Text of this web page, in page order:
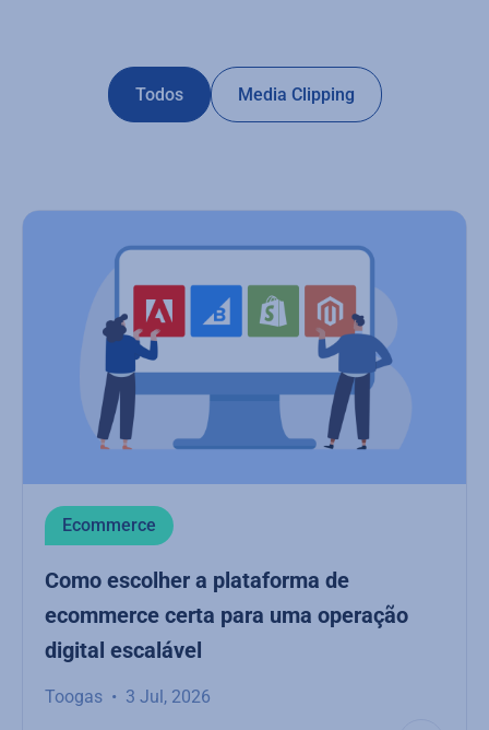
Todos Media Clipping
Ecommerce
Como escolher a plataforma de
ecommerce certa para uma operação
digital escalável
Toogas 3 Jul, 2026